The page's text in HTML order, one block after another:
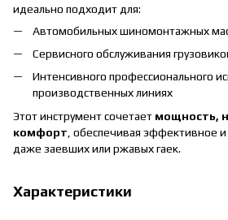
идеально подходит для:
Автомобильных шиномонтажных
Сервисного обслуживания
Интенсивного профессионального
производственных линиях
Этот инструмент сочетает мощность,
комфорт , обеспечивая эффективное
даже заевших или ржавых гаек.
Характеристики